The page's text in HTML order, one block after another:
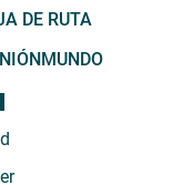
DE RUTA
MUNDO